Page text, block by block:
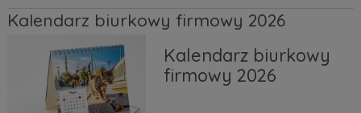
Kalendarz biurkowy firmowy 2026
Kalendarz biurkowy
firmowy 2026